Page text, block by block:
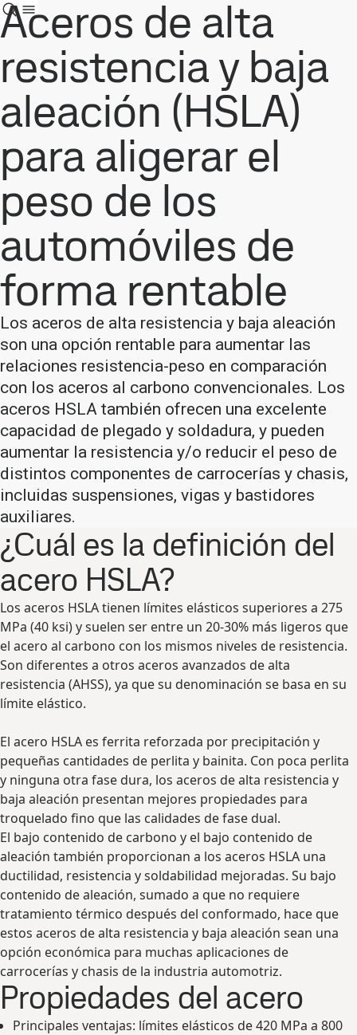
Aceros de alta
resistencia y baja
aleación (HSLA)
para aligerar el
peso de los
automóviles de
forma rentable
Los aceros de alta resistencia y baja aleación
son una opción rentable para aumentar las
relaciones resistencia-peso en comparación
con los aceros al carbono convencionales. Los
aceros HSLA también ofrecen una excelente
capacidad de plegado y soldadura, y pueden
aumentar la resistencia y/o reducir el peso de
distintos componentes de carrocerías y chasis,
incluidas suspensiones, vigas y bastidores
auxiliares.
¿Cuál es la definición del
acero HSLA?
Los aceros HSLA tienen límites elásticos superiores a 275
MPa (40 ksi) y suelen ser entre un 20-30% más ligeros que
el acero al carbono con los mismos niveles de resistencia.
Son diferentes a otros aceros avanzados de alta
resistencia (AHSS), ya que su denominación se basa en su
límite elástico.
El acero HSLA es ferrita reforzada por precipitación y
pequeñas cantidades de perlita y bainita. Con poca perlita
y ninguna otra fase dura, los aceros de alta resistencia y
baja aleación presentan mejores propiedades para
troquelado fino que las calidades de fase dual.
El bajo contenido de carbono y el bajo contenido de
aleación también proporcionan a los aceros HSLA una
ductilidad, resistencia y soldabilidad mejoradas. Su bajo
contenido de aleación, sumado a que no requiere
tratamiento térmico después del conformado, hace que
estos aceros de alta resistencia y baja aleación sean una
opción económica para muchas aplicaciones de
carrocerías y chasis de la industria automotriz.
Propiedades del acero
Principales ventajas: límites elásticos de 420 MPa a 800